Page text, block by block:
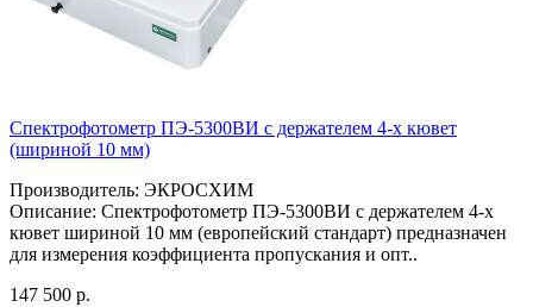
Спектрофотометр ПЭ-5300ВИ с держателем 4-х кювет
(шириной 10 мм)
Производитель: ЭКРОСХИМ
Описание: Спектрофотометр ПЭ-5300ВИ с держателем 4-х
кювет шириной 10 мм (европейский стандарт) предназначен
для измерения коэффициента пропускания и опт..
147 500 р.